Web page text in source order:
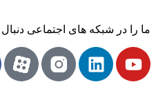
ما را در شبکه های اجتماعی دنبال